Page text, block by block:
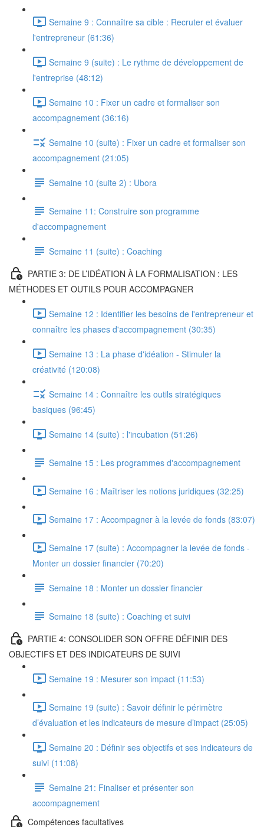
Semaine 9 : Connaître sa cible : Recruter et évaluer
l'entrepreneur (61:36)
Semaine 9 (suite) : Le rythme de développement de
l'entreprise (48:12)
Semaine 10 : Fixer un cadre et formaliser son
accompagnement (36:16)
Semaine 10 (suite) : Fixer un cadre et formaliser son
accompagnement (21:05)
Semaine 10 (suite 2) : Ubora
Semaine 11: Construire son programme
d'accompagnement
Semaine 11 (suite) : Coaching
PARTIE 3: DE L’IDÉATION À LA FORMALISATION : LES
MÉTHODES ET OUTILS POUR ACCOMPAGNER
Semaine 12 : Identifier les besoins de l'entrepreneur et
connaître les phases d'accompagnement (30:35)
Semaine 13 : La phase d'idéation - Stimuler la
créativité (120:08)
Semaine 14 : Connaître les outils stratégiques
basiques (96:45)
Semaine 14 (suite) : l'incubation (51:26)
Semaine 15 : Les programmes d'accompagnement
Semaine 16 : Maîtriser les notions juridiques (32:25)
Semaine 17 : Accompagner à la levée de fonds (83:07)
Semaine 17 (suite) : Accompagner la levée de fonds -
Monter un dossier financier (70:20)
Semaine 18 : Monter un dossier financier
Semaine 18 (suite) : Coaching et suivi
PARTIE 4: CONSOLIDER SON OFFRE DÉFINIR DES
OBJECTIFS ET DES INDICATEURS DE SUIVI
Semaine 19 : Mesurer son impact (11:53)
Semaine 19 (suite) : Savoir définir le périmètre
d’évaluation et les indicateurs de mesure d’impact (25:05)
Semaine 20 : Définir ses objectifs et ses indicateurs de
suivi (11:08)
Semaine 21: Finaliser et présenter son
accompagnement
Compétences facultatives